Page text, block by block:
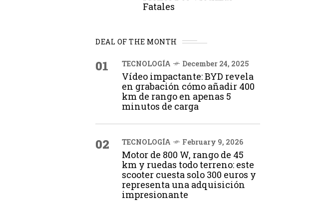
Fatales
DEAL OF THE MONTH
01 TECNOLOGÍA December 24, 2025
Vídeo impactante: BYD revela
en grabación cómo añadir 400
km de rango en apenas 5
minutos de carga
02 TECNOLOGÍA February 9, 2026
Motor de 800 W, rango de 45
km y ruedas todo terreno: este
scooter cuesta solo 300 euros y
representa una adquisición
impresionante